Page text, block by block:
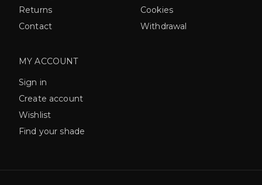
Returns
Contact
Cookies
Withdrawal
MY ACCOUNT
Sign in
Create account
Wishlist
Find your shade